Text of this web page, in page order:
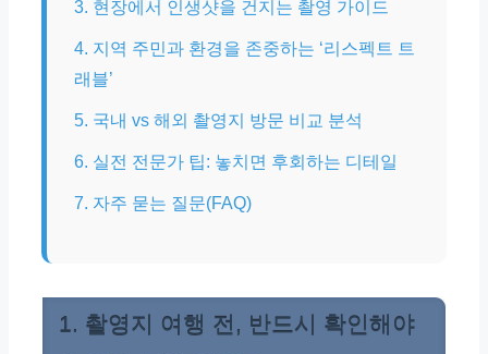
3. 현장에서 인생샷을 건지는 촬영 가이드
4. 지역 주민과 환경을 존중하는 ‘리스펙트 트
래블’
5. 국내 vs 해외 촬영지 방문 비교 분석
6. 실전 전문가 팁: 놓치면 후회하는 디테일
7. 자주 묻는 질문(FAQ)
1. 촬영지 여행 전, 반드시 확인해야